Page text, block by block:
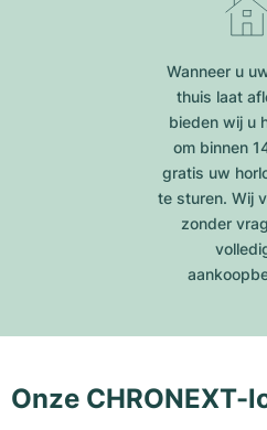
Wanneer u
thuis laat
bieden wij u
om binnen
gratis uw
te sturen. Wij
zonder
Onze CHRONEXT-